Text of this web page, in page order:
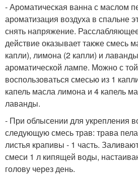
- Ароматическая ванна с маслом
ароматизация воздуха в спальне
снять напряжение.
действие оказывает также смесь
капли), лимона (2 капли) и
ароматической лампе. Можно с
воспользоваться смесью из 1
капель масла лимона и 4 капель
лаванды.
- При облысении для укрепления
следующую смесь трав: трава
листья крапивы - 1 часть.
смеси 1 л кипящей воды,
голову через день.